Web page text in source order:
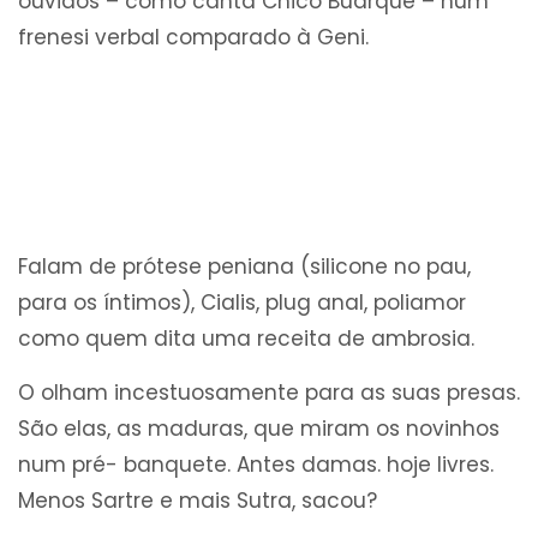
frenesi verbal comparado à Geni.
Falam de prótese peniana (silicone no pau,
para os íntimos), Cialis, plug anal, poliamor
como quem dita uma receita de ambrosia.
O olham incestuosamente para as suas presas.
São elas, as maduras, que miram os novinhos
num pré- banquete. Antes damas. hoje livres.
Menos Sartre e mais Sutra, sacou?